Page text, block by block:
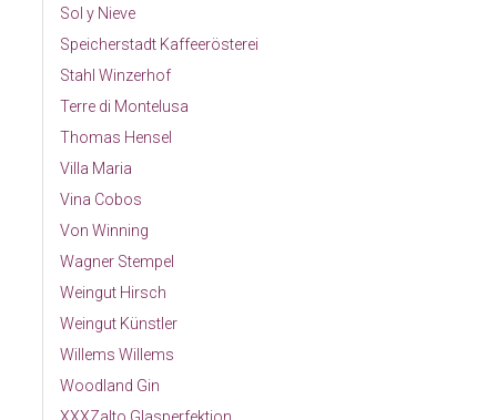
Sol y Nieve
Speicherstadt Kaffeerösterei
Stahl Winzerhof
Terre di Montelusa
Thomas Hensel
Villa Maria
Vina Cobos
Von Winning
Wagner Stempel
Weingut Hirsch
Weingut Künstler
Willems Willems
Woodland Gin